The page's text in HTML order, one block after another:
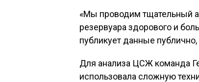
«Мы проводим тщательный
резервуара здорового и
публикует данные
Для анализа ЦСЖ команда
использовала сложную